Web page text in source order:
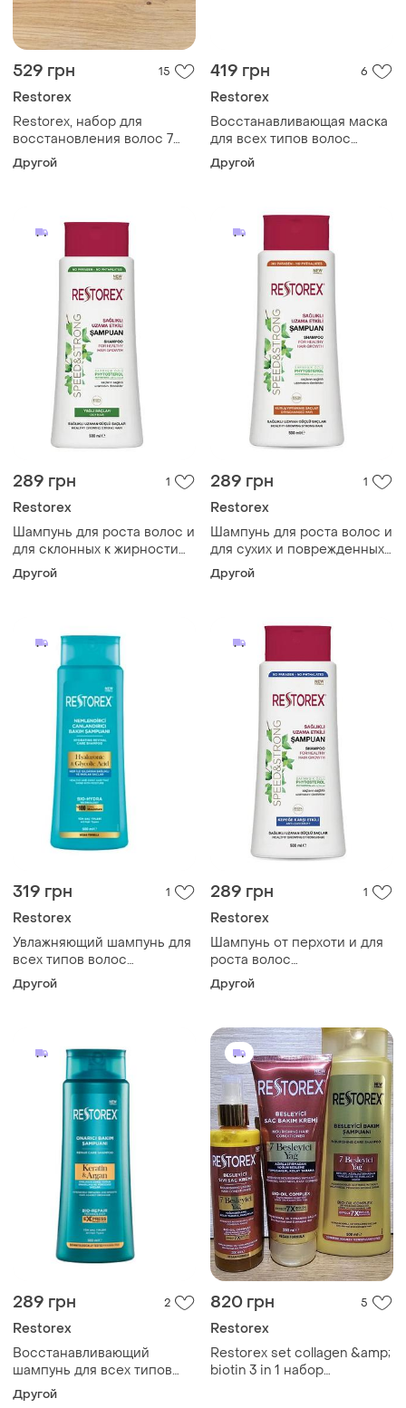
529 грн 15
Restorex
Restorex, набор для
восстановления волос 7
масел.
Другой
419 грн 6
Restorex
Восстанавливающая маска
для всех типов волос
"кератин и аргана" restorex,
300 мл
Другой
289 грн 1
Restorex
Шампунь для роста волос и
для склонных к жирности
волос "speed&strong"
restorex 500 мл
Другой
289 грн 1
Restorex
Шампунь для роста волос и
для сухих и поврежденных
волос "speed&strong"
restorex 500 мл
Другой
319 грн 1
Restorex
Увлажняющий шампунь для
всех типов волос
"гиалуроновая и гликолевая
кислота" restorex, 500 мл
Другой
289 грн 1
Restorex
Шампунь от перхоти и для
роста волос
"speed&strong" restorex
500 мл
Другой
289 грн 2
Restorex
Восстанавливающий
шампунь для всех типов
волос "кератин и аргана"
Другой
820 грн 5
Restorex
Restorex set collagen &amp;
biotin 3 in 1 набор